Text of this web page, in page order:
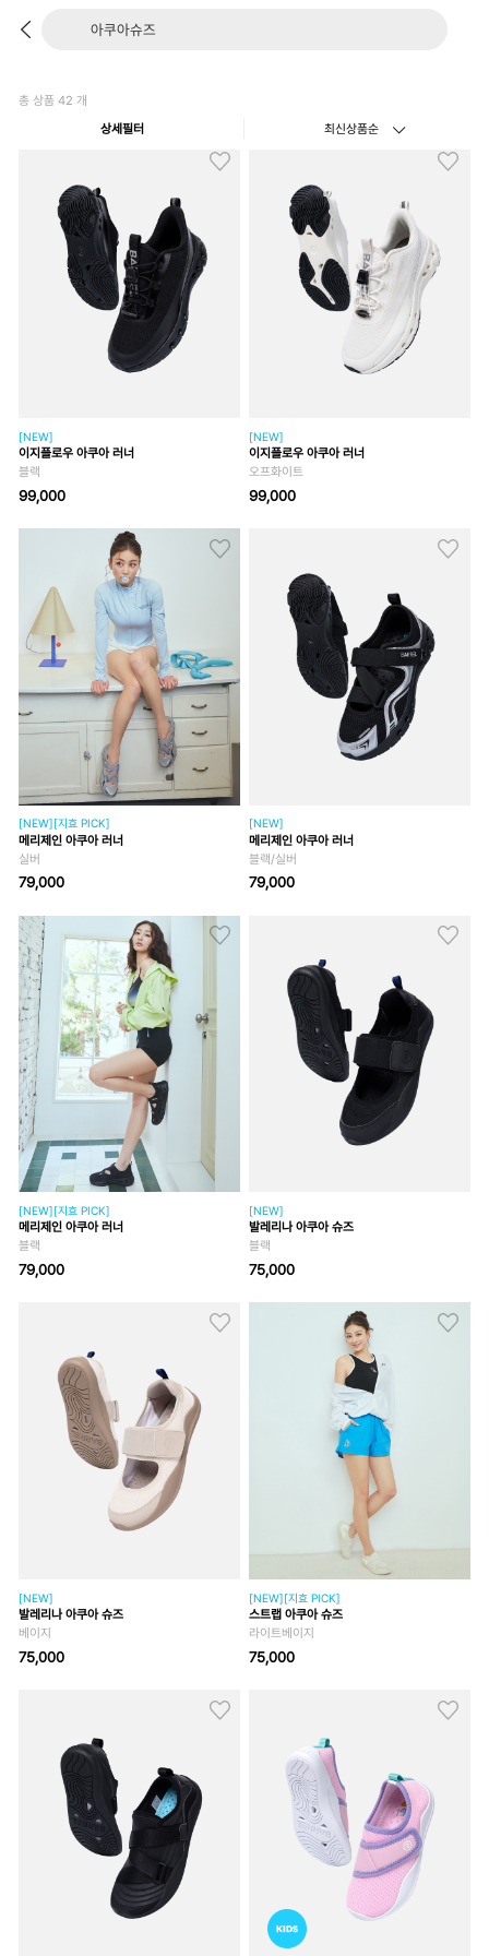
총 상품42 개
[NEW]
이지플로우 아쿠아 러너
블랙
99,000
[NEW]
이지플로우 아쿠아 러너
오프화이트
99,000
[NEW][지효 PICK]
메리제인 아쿠아 러너
실버
79,000
[NEW]
메리제인 아쿠아 러너
블랙/실버
79,000
[NEW][지효 PICK]
메리제인 아쿠아 러너
블랙
79,000
[NEW]
발레리나 아쿠아 슈즈
블랙
75,000
[NEW]
발레리나 아쿠아 슈즈
베이지
75,000
[NEW][지효 PICK]
스트랩 아쿠아 슈즈
라이트베이지
75,000
상세필터 최신상품순